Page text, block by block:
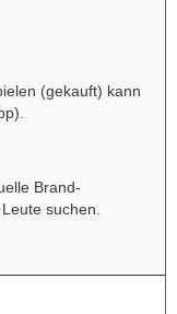
(gekauft) kann
Brand-
suchen.